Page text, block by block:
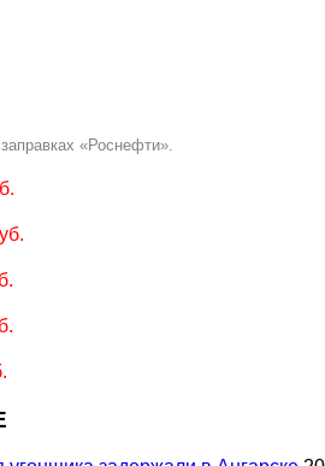
«Роснефти».